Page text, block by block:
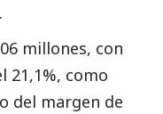
millones, con
21,1%, como
del margen de